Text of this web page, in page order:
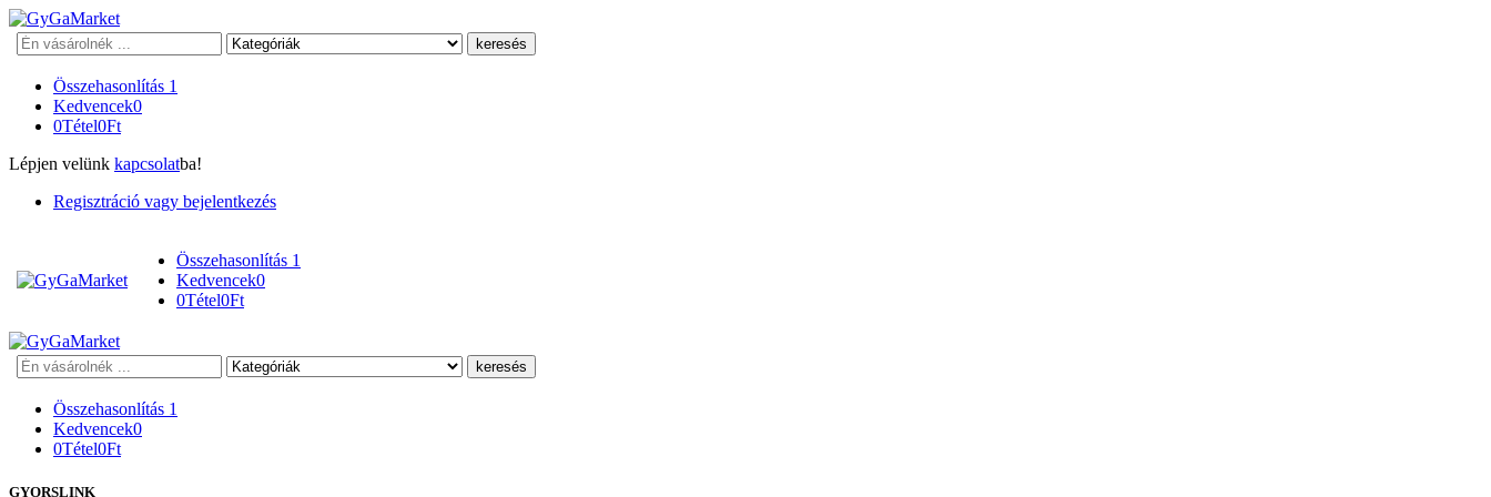
Keresés
Összehasonlítás 1
Kedvencek0
0Tétel0Ft
Lépjen velünk kapcsolatba!
Regisztráció vagy bejelentkezés
Összehasonlítás 1
Kedvencek0
0Tétel0Ft
Keresés
Összehasonlítás 1
Kedvencek0
0Tétel0Ft
GYORSLINK